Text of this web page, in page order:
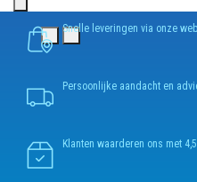
Snelle leveringen via onze
Persoonlijke aandacht en
Klanten waarderen ons met